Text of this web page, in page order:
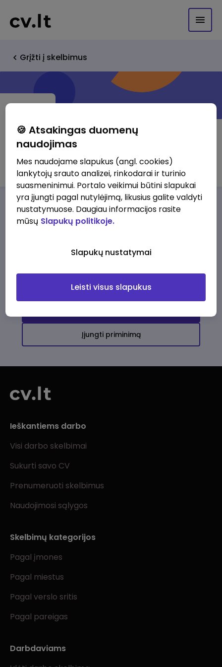
Grįžti į skelbimus
UAB Ribera
Darbo pasiūlymaiApie musPrivalumai
darbo pasiūlymų
Įjungti priminimą
Ieškantiems darbo
Visi darbo skelbimai
Sukurti savo CV
Prenumeruoti skelbimus
Naudojimosi sąlygos
Skelbimų kategorijos
Pagal įmones
Pagal miestus
Pagal verslo sritis
Pagal pareigas
Darbdaviams
🍪 Atsakingas duomenų
naudojimas
Mes naudojame slapukus (angl. cookies)
lankytojų srauto analizei, rinkodarai ir turinio
suasmeninimui. Portalo veikimui būtini slapukai
yra įjungti pagal nutylėjimą, likusius galite valdyti
nustatymuose. Daugiau informacijos rasite
mūsų Slapukų politikoje.
Slapukų nustatymai
Leisti visus slapukus